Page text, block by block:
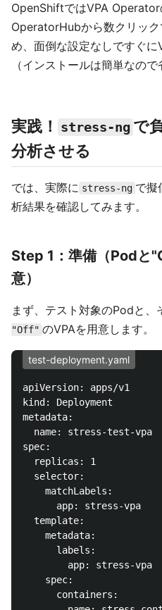
OpenShiftではVPA Operator
OperatorHubから数クリッ
め、面倒な設定なしですぐに
（インストールは簡単なので
実践！ stress-ng で
分析させる
では、実際に stress-ng で擬
析結果を確認してみます。
Step 1：準備（Podと
意）
まず、テスト対象のPodと、
"Off" のVPAを用意します。
test-deployment.yaml
apiVersion: apps/v1
kind: Deployment
metadata:
  name: stress-test-vpa
spec:
  replicas: 1
  selector:
    matchLabels:
      app: stress-vpa
  template:
    metadata:
      labels:
        app: stress-vpa
    spec:
      containers: